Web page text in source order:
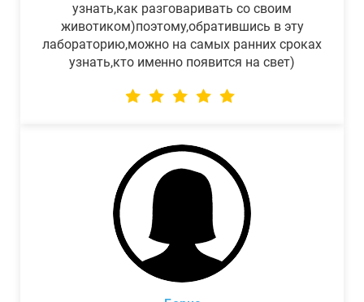
узнать,как разговаривать со своим
животиком)поэтому,обратившись в эту
лабораторию,можно на самых ранних сроках
узнать,кто именно появится на свет)